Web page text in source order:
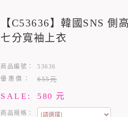
【C53636】韓國SNS 側
七分寬袖上衣
商品編號：
53636
優惠價：
655元
SALE: 580 元
商品規格：